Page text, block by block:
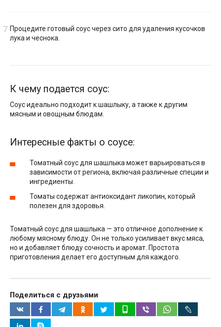
Процедите готовый соус через сито для удаления кусочков
лука и чеснока.
К чему подается соус:
Соус идеально подходит к шашлыку, а также к другим
мясным и овощным блюдам.
Интересные факты о соусе:
Томатный соус для шашлыка может варьироваться в
зависимости от региона, включая различные специи и
ингредиенты.
Томаты содержат антиоксидант ликопин, который
полезен для здоровья.
Томатный соус для шашлыка — это отличное дополнение к
любому мясному блюду. Он не только усиливает вкус мяса,
но и добавляет блюду сочность и аромат. Простота
приготовления делает его доступным для каждого.
Поделиться с друзьями